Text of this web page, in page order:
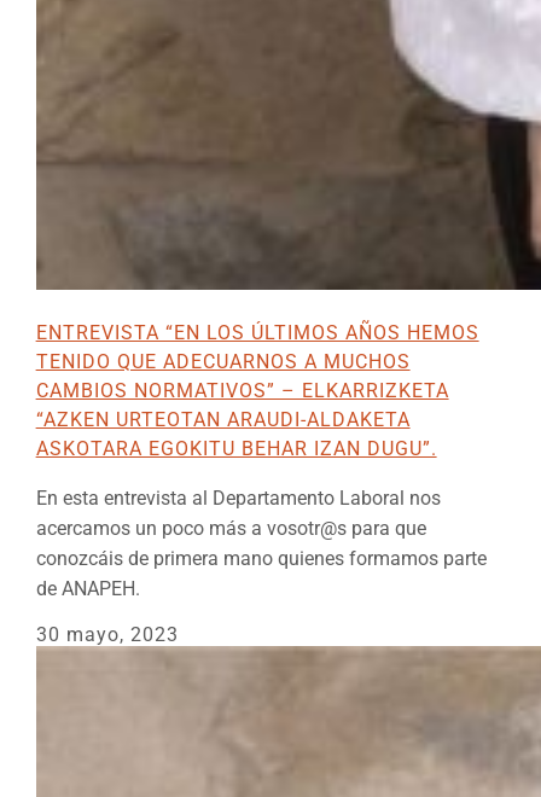
ENTREVISTA “EN LOS ÚLTIMOS AÑOS HEMOS
TENIDO QUE ADECUARNOS A MUCHOS
CAMBIOS NORMATIVOS” – ELKARRIZKETA
“AZKEN URTEOTAN ARAUDI-ALDAKETA
ASKOTARA EGOKITU BEHAR IZAN DUGU”.
En esta entrevista al Departamento Laboral nos
acercamos un poco más a vosotr@s para que
conozcáis de primera mano quienes formamos parte
de ANAPEH.
30 mayo, 2023